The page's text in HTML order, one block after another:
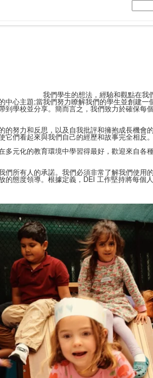
我們學生的想法，經驗和觀點在我
心主題;當我們努力瞭解我們的學生並創建一
學校並分享。簡而言之，我們致力於確保每
努力和反思，以及自我批評和擁抱成長機會
它們看起來與我們自己的經歷和故事完全相反
元化的教育環境中學習得最好，歡迎來自各
所有人的承諾。我們必須非常了解我們使用
態度領導。根據定義，DEI 工作堅持將每個